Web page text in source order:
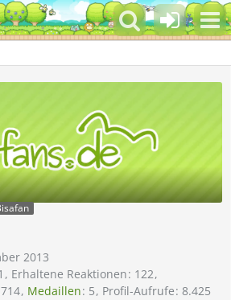
2013
Erhaltene Reaktionen 122
Medaillen 5 Profil-Aufrufe 8.425